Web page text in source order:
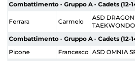
Combattimento - Gruppo A - Cadets (12-
Ferrara Carmelo
ASD
TAEKWONDO
Combattimento - Gruppo A - Cadets (12-
Picone
Francesco ASD OMNIA